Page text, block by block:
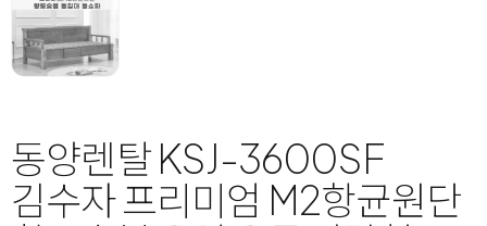
동양렌탈 KSJ-3600SF
김수자 프리미엄 M2항균원단